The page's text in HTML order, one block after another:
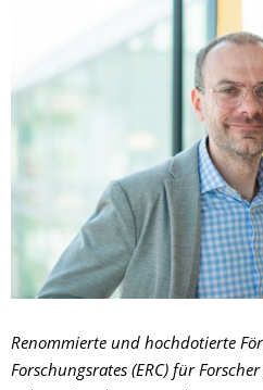
Renommierte und hochdotierte
Forschungsrates (ERC) für